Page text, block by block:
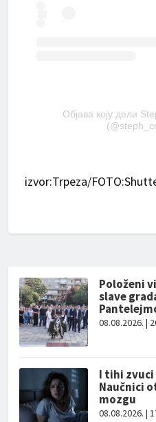
Објава коју дели
izvor:Trpeza/
Položeni
slave
08.08.2026. |
I tihi zvuci
Naučnici
mozgu
08.08.2026. |